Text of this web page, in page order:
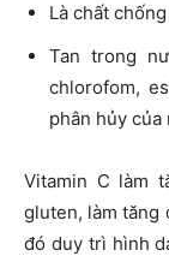
Là chất
Tan trong
chlorofom,
phân hủy của
Vitamin C làm
gluten, làm tăng
đó duy trì hình